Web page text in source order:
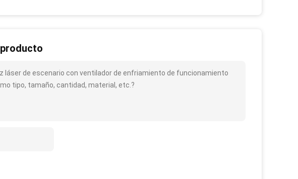
láser de escenario con ventilador de enfriamiento de funcionamiento
tipo, tamaño, cantidad, material, etc.?